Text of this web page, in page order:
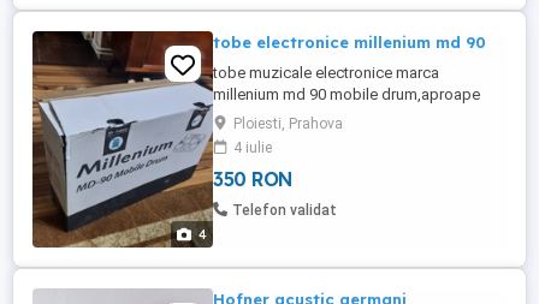
4
tobe electronice millenium md 90
tobe muzicale electronice marca
millenium md 90 mobile drum,aproape
noi,cu pedale,stere perfecta
Ploiesti, Prahova
4 iulie
350 RON
Telefon validat
Hofner acustic germani